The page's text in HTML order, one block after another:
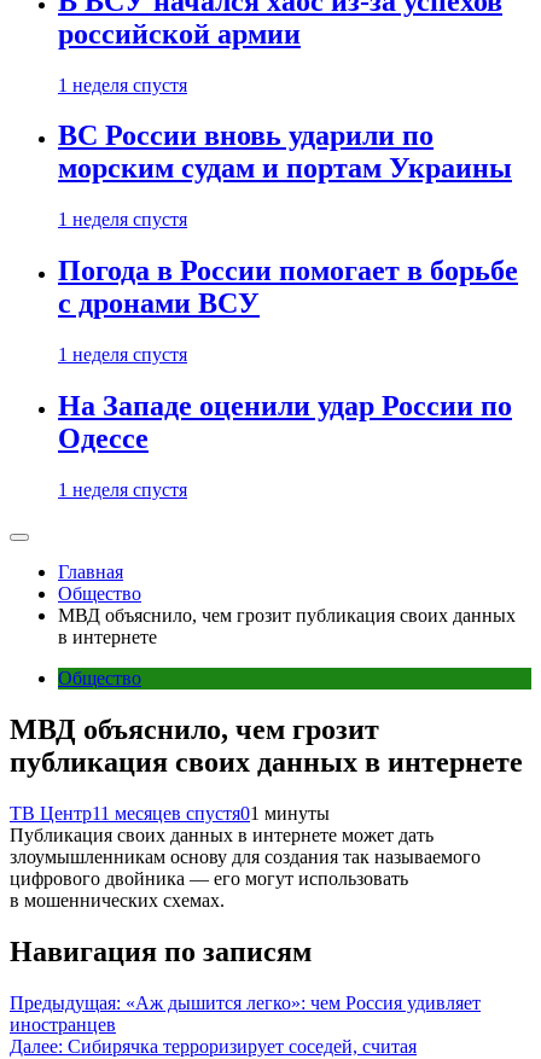
российской армии
1 неделя спустя
ВС России вновь ударили по
морским судам и портам Украины
1 неделя спустя
Погода в России помогает в борьбе
с дронами ВСУ
1 неделя спустя
На Западе оценили удар России по
Одессе
1 неделя спустя
Главная
Общество
МВД объяснило, чем грозит публикация своих данных
в интернете
Общество
МВД объяснило, чем грозит
публикация своих данных в интернете
ТВ Центр11 месяцев спустя01 минуты
Публикация своих данных в интернете может дать
злоумышленникам основу для создания так называемого
цифрового двойника — его могут использовать
в мошеннических схемах.
Навигация по записям
Предыдущая: «Аж дышится легко»: чем Россия удивляет
иностранцев
Далее: Сибирячка терроризирует соседей, считая